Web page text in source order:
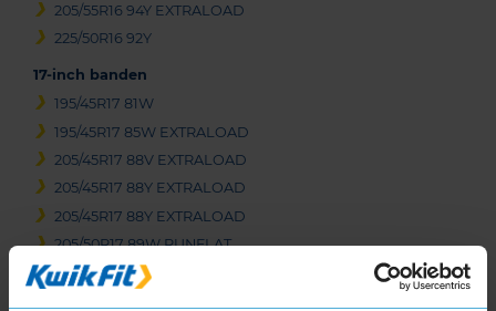
205/55R16 94Y EXTRALOAD
225/50R16 92Y
17-inch banden
195/45R17 81W
195/45R17 85W EXTRALOAD
205/45R17 88V EXTRALOAD
205/45R17 88Y EXTRALOAD
205/45R17 88Y EXTRALOAD
205/50R17 89W RUNFLAT
205/50R17 89Y RUNFLAT